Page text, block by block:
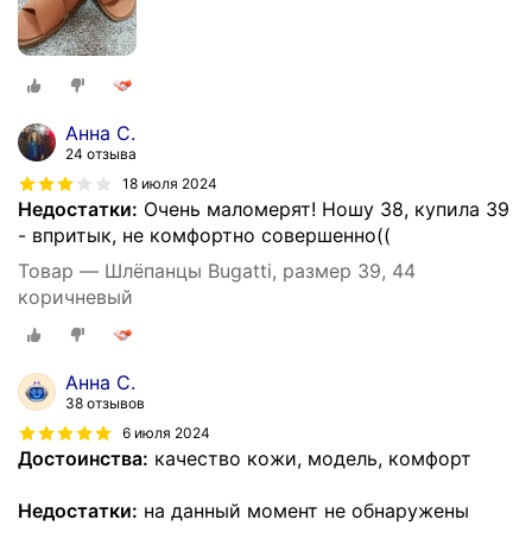
Анна С.
24 отзыва
18 июля 2024
Недостатки: Очень маломерят! Ношу 38, купила 39
- впритык, не комфортно совершенно((
Товар — Шлёпанцы Bugatti, размер 39, 44
коричневый
Анна С.
38 отзывов
6 июля 2024
Достоинства: качество кожи, модель, комфорт
Недостатки: на данный момент не обнаружены